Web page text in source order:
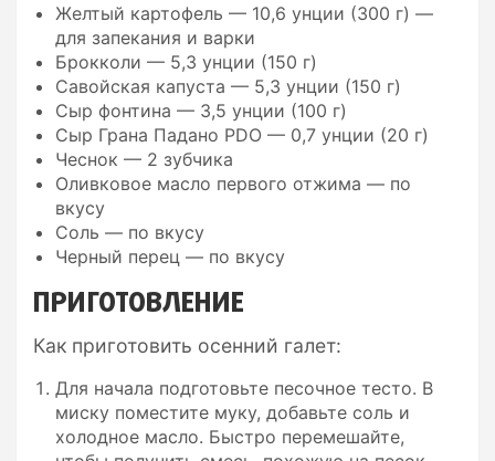
Желтый картофель — 10,6 унции (300 г) —
для запекания и варки
Брокколи — 5,3 унции (150 г)
Савойская капуста — 5,3 унции (150 г)
Сыр фонтина — 3,5 унции (100 г)
Сыр Грана Падано PDO — 0,7 унции (20 г)
Чеснок — 2 зубчика
Оливковое масло первого отжима — по
вкусу
Соль — по вкусу
Черный перец — по вкусу
ПРИГОТОВЛЕНИЕ
Как приготовить осенний галет:
Для начала подготовьте песочное тесто. В
миску поместите муку, добавьте соль и
холодное масло. Быстро перемешайте,